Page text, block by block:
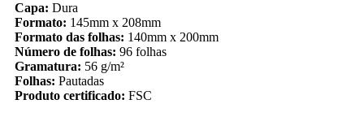
Capa: Dura
Formato: 145mm x 208mm
Formato das folhas: 140mm x 200mm
Número de folhas: 96 folhas
Gramatura: 56 g/m²
Folhas: Pautadas
Produto certificado: FSC